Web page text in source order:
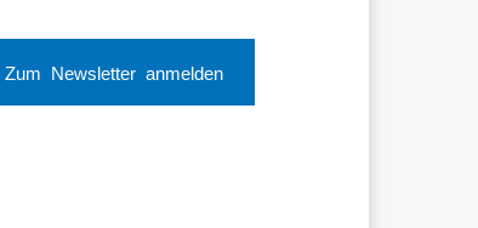
Zum Newsletter anmelden